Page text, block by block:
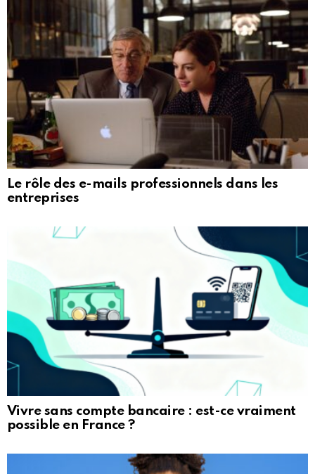
Le rôle des e-mails professionnels dans les
entreprises
Vivre sans compte bancaire : est-ce vraiment
possible en France ?